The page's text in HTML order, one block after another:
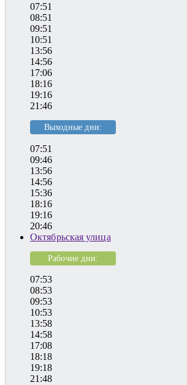
07:51
08:51
09:51
10:51
13:56
14:56
17:06
18:16
19:16
21:46
Выходные дни:
07:51
09:46
13:56
14:56
15:36
18:16
19:16
20:46
Октябрьская улица
Рабочие дни:
07:53
08:53
09:53
10:53
13:58
14:58
17:08
18:18
19:18
21:48